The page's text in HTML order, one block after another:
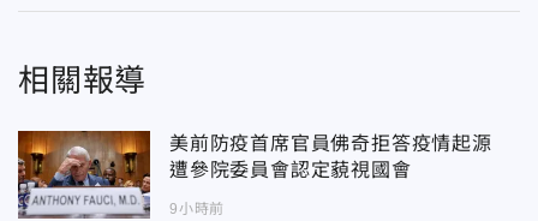
相關報導
美前防疫首席官員佛奇拒答疫情起源
遭參院委員會認定藐視國會
9小時前